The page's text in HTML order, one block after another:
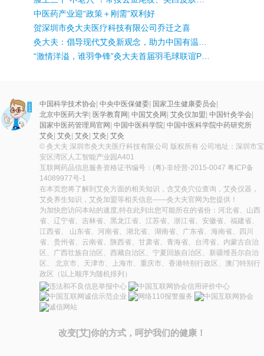
中医药产业迎“政策＋刚需”双利好
贺深圳市灸大夫医疗科技有限公司乔迁之喜
中国科学技术协会| 中央中医保健委| 国家卫生健康委员会|
北京中医药大学| 医学教育网| 中国艾灸网| 艾灸仪加盟| 中国针灸学会|
国家中医药管理局官网| 中国中医科学院| 中国中医科学院中药研究所
艾灸| 艾灸| 艾灸| 艾灸| 艾灸
© 灸大夫 深圳市灸大夫医疗科技有限公司 版权所有 公司地址：深圳市宝
安区湾区人工智能产业园A401
互联网药品信息服务资格证书编号：(粤)-非经营-2015-0047 粤ICP备
14089977号-1
在本页您将了解到艾灸方面的相关知识，含艾灸穴位查询，艾灸仪器，
艾灸养生知识，艾灸加盟等相关信息——灸大夫官网为您提供！
为加快您访问本站的速度,特在此列出您可能所在的省份：河北省、山西
省、辽宁省、吉林省、黑龙江省、江苏省、浙江省、安徽省、福建省、
江西省、 山东省、河南省、湖北省、湖南省、广东省、海南省、四川
省、贵州省、云南省、陕西省、甘肃省、青海省、台湾省、内蒙古自治
区、广西壮族自治区、西藏自治区、宁夏回族自治区、新疆维吾尔自治
区、 北京市、天津市、上海市、重庆市、香港特别行政区、澳门特别行
政区（以上顺序为随机排列）
改变[艾]你的方式，呵护我们的健康！